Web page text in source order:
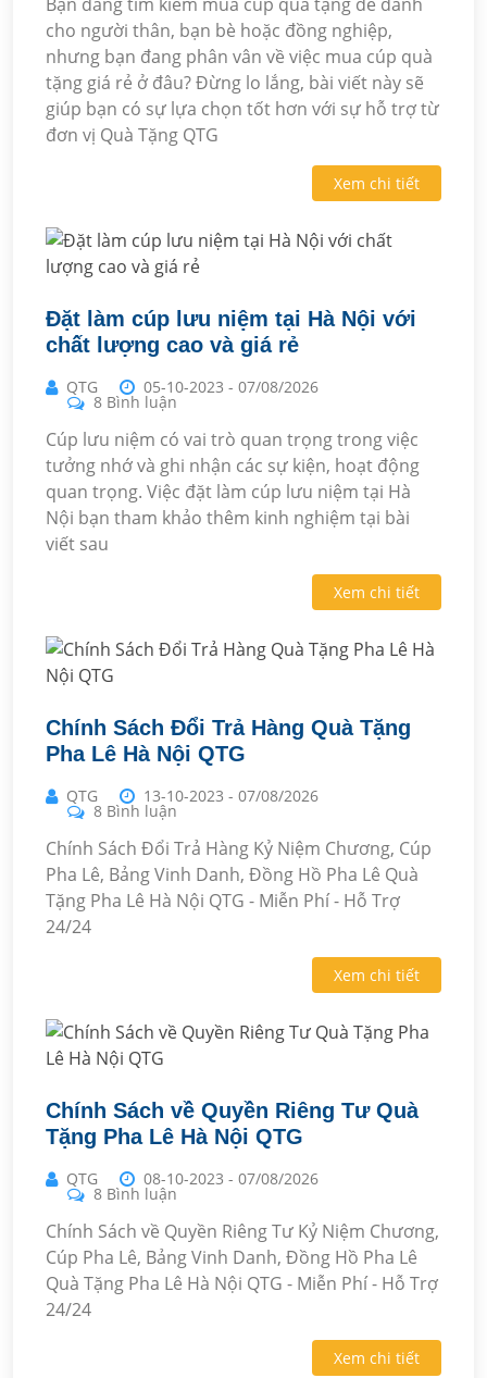
cho người thân, bạn bè hoặc đồng nghiệp,
nhưng bạn đang phân vân về việc mua cúp quà
tặng giá rẻ ở đâu? Đừng lo lắng, bài viết này sẽ
giúp bạn có sự lựa chọn tốt hơn với sự hỗ trợ từ
đơn vị Quà Tặng QTG
Xem chi tiết
Đặt làm cúp lưu niệm tại Hà Nội với
chất lượng cao và giá rẻ
QTG 05-10-2023 - 07/08/2026
8 Bình luận
Cúp lưu niệm có vai trò quan trọng trong việc
tưởng nhớ và ghi nhận các sự kiện, hoạt động
quan trọng. Việc đặt làm cúp lưu niệm tại Hà
Nội bạn tham khảo thêm kinh nghiệm tại bài
viết sau
Xem chi tiết
Chính Sách Đổi Trả Hàng Quà Tặng
Pha Lê Hà Nội QTG
QTG 13-10-2023 - 07/08/2026
8 Bình luận
Chính Sách Đổi Trả Hàng Kỷ Niệm Chương, Cúp
Pha Lê, Bảng Vinh Danh, Đồng Hồ Pha Lê Quà
Tặng Pha Lê Hà Nội QTG - Miễn Phí - Hỗ Trợ
24/24
Xem chi tiết
Chính Sách về Quyền Riêng Tư Quà
Tặng Pha Lê Hà Nội QTG
QTG 08-10-2023 - 07/08/2026
8 Bình luận
Chính Sách về Quyền Riêng Tư Kỷ Niệm Chương,
Cúp Pha Lê, Bảng Vinh Danh, Đồng Hồ Pha Lê
Quà Tặng Pha Lê Hà Nội QTG - Miễn Phí - Hỗ Trợ
24/24
Xem chi tiết